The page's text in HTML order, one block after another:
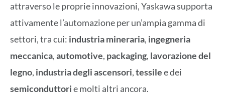
attraverso le proprie innovazioni, Yaskawa supporta
attivamente l’automazione per un’ampia gamma di
settori, tra cui: industria mineraria, ingegneria
meccanica,automotive, packaging, lavorazione del
legno, industria degli ascensori,tessilee dei
semiconduttorie molti altri ancora.